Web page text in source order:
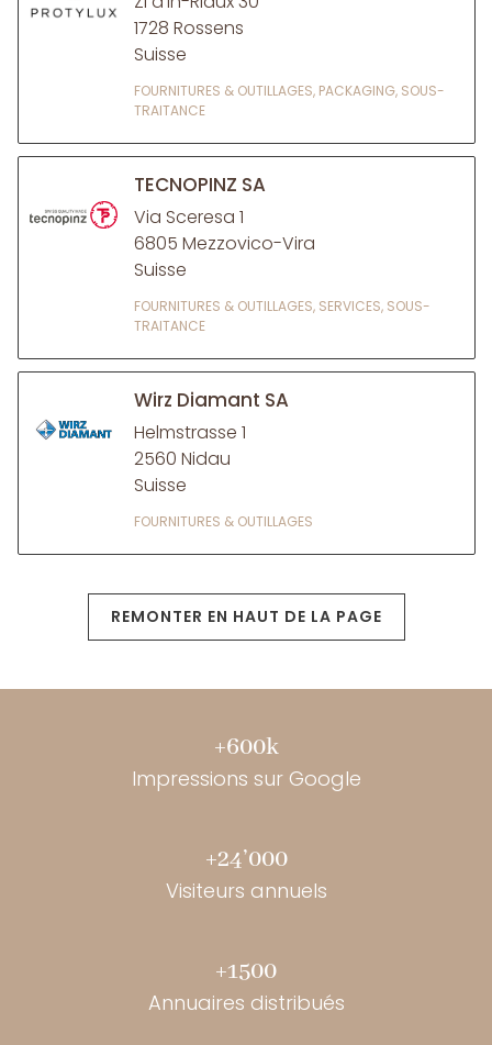
1728 Rossens
Suisse
FOURNITURES & OUTILLAGES, PACKAGING, SOUS-
TRAITANCE
TECNOPINZ SA
Via Sceresa 1
6805 Mezzovico-Vira
Suisse
FOURNITURES & OUTILLAGES, SERVICES, SOUS-
TRAITANCE
Wirz Diamant SA
Helmstrasse 1
2560 Nidau
Suisse
FOURNITURES & OUTILLAGES
REMONTER EN HAUT DE LA PAGE
+600k
Impressions sur Google
+24’000
Visiteurs annuels
+1500
Annuaires distribués